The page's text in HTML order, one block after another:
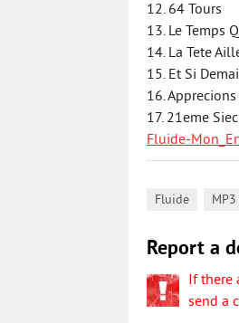
12. 64 Tours
13. Le Temps
14. La Tete
15. Et Si
16.
17. 21eme
Fluide-
Fluide MP3
Report a
If there
send a